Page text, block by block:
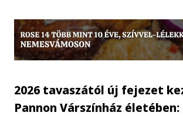
2026 tavaszától új fejezet
Pannon Várszínház életében: